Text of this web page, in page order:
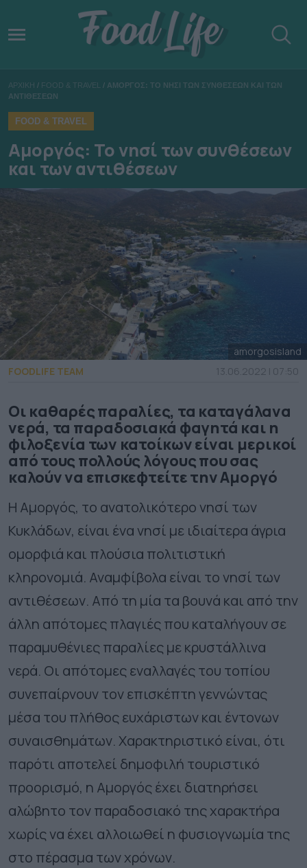
ΑΡΧΙΚΗ / FOOD & TRAVEL / ΑΜΟΡΓΟΣ: ΤΟ ΝΗΣΙ ΤΩΝ ΣΥΝΘΕΣΕΩΝ ΚΑΙ ΤΩΝ
ΑΝΤΙΘΕΣΕΩΝ
FOOD & TRAVEL
Αμοργός: Το νησί των συνθέσεων
και των αντιθέσεων
amorgosisland
FOODLIFE TEAM
13.06.2022 | 07:50
Οι καθαρές παραλίες, τα καταγάλανα
νερά, τα παραδοσιακά φαγητά και η
φιλοξενία των κατοίκων είναι μερικοί
από τους πολλούς λόγους που σας
καλούν να επισκεφτείτε την Αμοργό
Η Αμοργός, το ανατολικότερο νησί των
Κυκλάδων, είναι ένα νησί με ιδιαίτερα άγρια
ομορφιά και πλούσια πολιτιστική
κληρονομιά. Αναμφίβολα είναι το νησί των
αντιθέσεων. Από τη μία τα βουνά και από την
άλλη απότομες πλαγιές που καταλήγουν σε
παραμυθένιες παραλίες με κρυστάλλινα
νερά. Οι απότομες εναλλαγές του τοπίου
συνεπαίρνουν τον επισκέπτη γεννώντας
μέσα του πλήθος ευχάριστων και έντονων
συναισθημάτων. Χαρακτηριστικό είναι, ότι
παρότι αποτελεί δημοφιλή τουριστικό
προορισμό, η Αμοργός έχει διατηρήσει
αλώβητο τον παραδοσιακό της χαρακτήρα
χωρίς να έχει αλλοιωθεί η φυσιογνωμία της
στο πέρασμα των χρόνων.